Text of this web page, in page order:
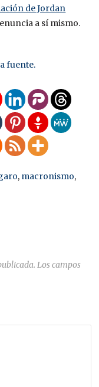
de Jordan
a sí mismo.
fuente.
, macronismo,
Los campos